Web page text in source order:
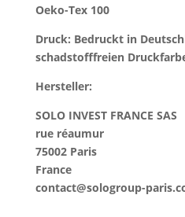
Oeko-Tex 100
Druck: Bedruckt in
schadstofffreien
Hersteller:
SOLO INVEST FRANCE SAS
rue réaumur
75002 Paris
France
contact@sologroup-